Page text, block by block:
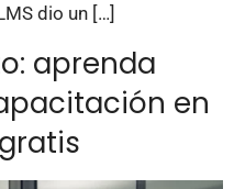
dio un […]
aprenda
en